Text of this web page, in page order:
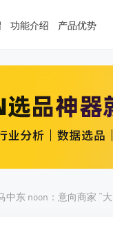
功能介绍 产品优势